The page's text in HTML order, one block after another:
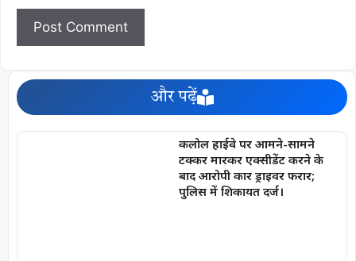
और पढ़ें
कलोल हाईवे पर आमने-सामने
टक्कर मारकर एक्सीडेंट करने के
बाद आरोपी कार ड्राइवर फरार;
पुलिस में शिकायत दर्ज।